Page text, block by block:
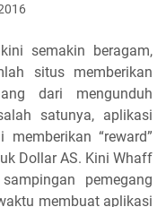
semakin beragam,
situs memberikan
dari mengunduh
satunya, aplikasi
“reward”
Dollar AS. Kini Whaff
pemegang
membuat aplikasi